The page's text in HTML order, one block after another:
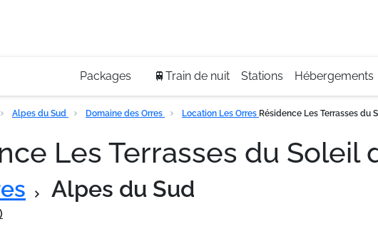
Packages 🚆Train de nuit Stations Hébergements
Alpes du Sud Domaine des Orres Location Les Orres Résidence Les Terrasses du
Les Terrasses du Soleil
Alpes du Sud